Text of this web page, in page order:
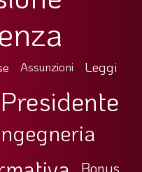
Assunzioni Leggi
Presidente
Bonus